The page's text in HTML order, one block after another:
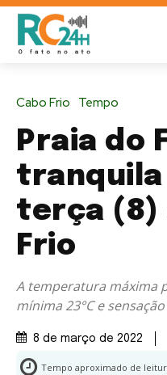
Cabo Frio Tempo
Praia do
terça (8)
Frio
A temperatura máxima
mínima 23°C e
8 de março de 2022
Tempo aproximado de